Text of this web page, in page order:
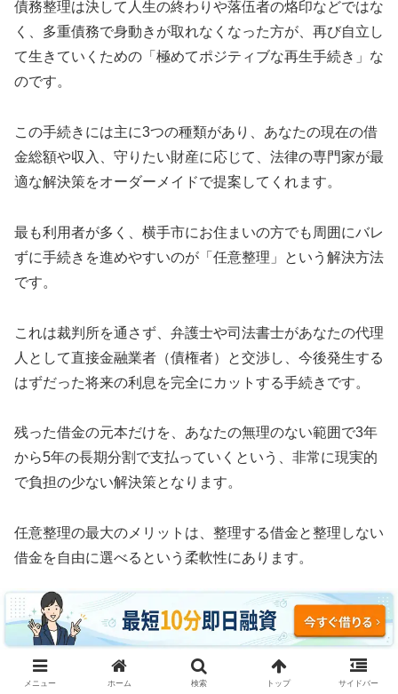
債務整理は決して人生の終わりや落伍者の烙印などではな
く、多重債務で身動きが取れなくなった方が、再び自立し
て生きていくための「極めてポジティブな再生手続き」な
のです。
この手続きには主に3つの種類があり、あなたの現在の借
金総額や収入、守りたい財産に応じて、法律の専門家が最
適な解決策をオーダーメイドで提案してくれます。
最も利用者が多く、横手市にお住まいの方でも周囲にバレ
ずに手続きを進めやすいのが「任意整理」という解決方法
です。
これは裁判所を通さず、弁護士や司法書士があなたの代理
人として直接金融業者（債権者）と交渉し、今後発生する
はずだった将来の利息を完全にカットする手続きです。
残った借金の元本だけを、あなたの無理のない範囲で3年
から5年の長期分割で支払っていくという、非常に現実的
で負担の少ない解決策となります。
任意整理の最大のメリットは、整理する借金と整理しない
借金を自由に選べるという柔軟性にあります。
例えば、車のローンや住宅ローン、あるいは保証人に迷惑
がかかる奨学金などはそのまま支払い続け、消費者金融や
クレジットカードのリボ払いだけを対象にして利息をゼロ
にすることが可能です。
メニュー ホーム 検索 トップ サイドバー